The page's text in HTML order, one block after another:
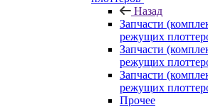
Назад
Запчасти
режущих
Запчасти
режущих
Запчасти
режущих
Прочее